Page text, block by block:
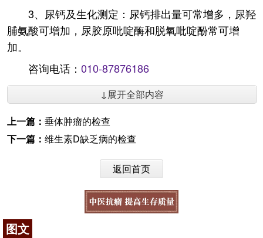
3、尿钙及生化测定：尿钙排出量可常增多，尿羟
脯氨酸可增加，尿胶原吡啶酶和脱氧吡啶酚常可增
加。
咨询电话： 010-87876186
↓展开全部内容
上一篇： 垂体肿瘤的检查
下一篇： 维生素D缺乏病的检查
返回首页
图文